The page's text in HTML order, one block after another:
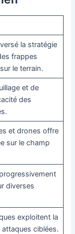
la stratégie
frappes
le terrain.
et de
des
et drones offre
sur le champ
diverses
exploitent la
ciblées.